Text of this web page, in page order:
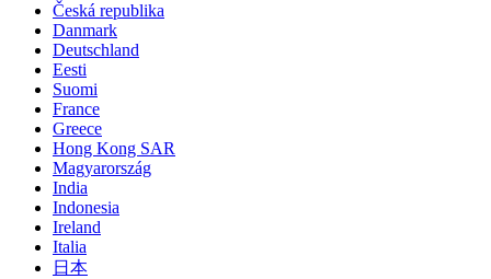
Česká republika
Danmark
Deutschland
Eesti
Suomi
France
Greece
Hong Kong SAR
Magyarország
India
Indonesia
Ireland
Italia
日本